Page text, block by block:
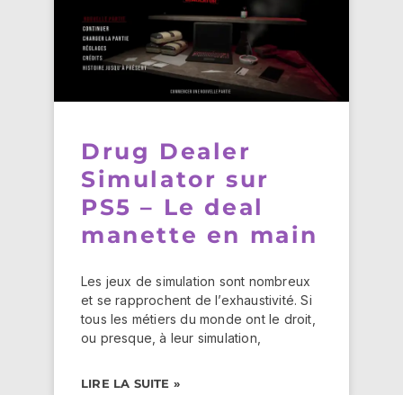
Drug Dealer
Simulator sur
PS5 – Le deal
manette en main
Les jeux de simulation sont nombreux
et se rapprochent de l’exhaustivité. Si
tous les métiers du monde ont le droit,
ou presque, à leur simulation,
LIRE LA SUITE »